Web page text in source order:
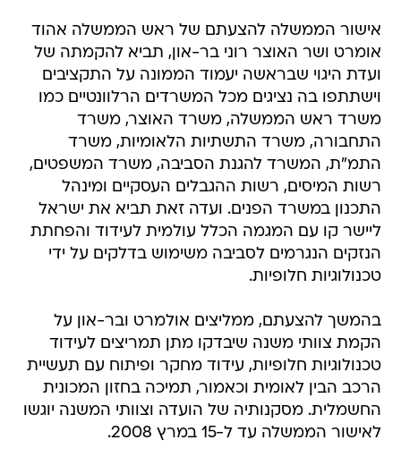
אישור הממשלה להצעתם של ראש הממשלה אהוד
אומרט ושר האוצר רוני בר-און, תביא להקמתה של
ועדת היגוי שבראשה יעמוד הממונה על התקציבים
וישתתפו בה נציגים מכל המשרדים הרלוונטיים כמו
משרד ראש הממשלה, משרד האוצר, משרד
התחבורה, משרד התשתיות הלאומיות, משרד
התמ"ת, המשרד להגנת הסביבה, משרד המשפטים,
רשות המיסים, רשות ההגבלים העסקיים ומינהל
התכנון במשרד הפנים. ועדה זאת תביא את ישראל
ליישר קו עם המגמה הכלל עולמית לעידוד והפחתת
הנזקים הנגרמים לסביבה משימוש בדלקים על ידי
טכנולוגיות חלופיות.
בהמשך להצעתם, ממליצים אולמרט ובר-און על
הקמת צוותי משנה שיבדקו מתן תמריצים לעידוד
טכנולוגיות חלופיות, עידוד מחקר ופיתוח עם תעשיית
הרכב הבין לאומית וכאמור, תמיכה בחזון המכונית
החשמלית. מסקנותיה של הועדה וצוותי המשנה יוגשו
לאישור הממשלה עד ל-15 במרץ 2008.